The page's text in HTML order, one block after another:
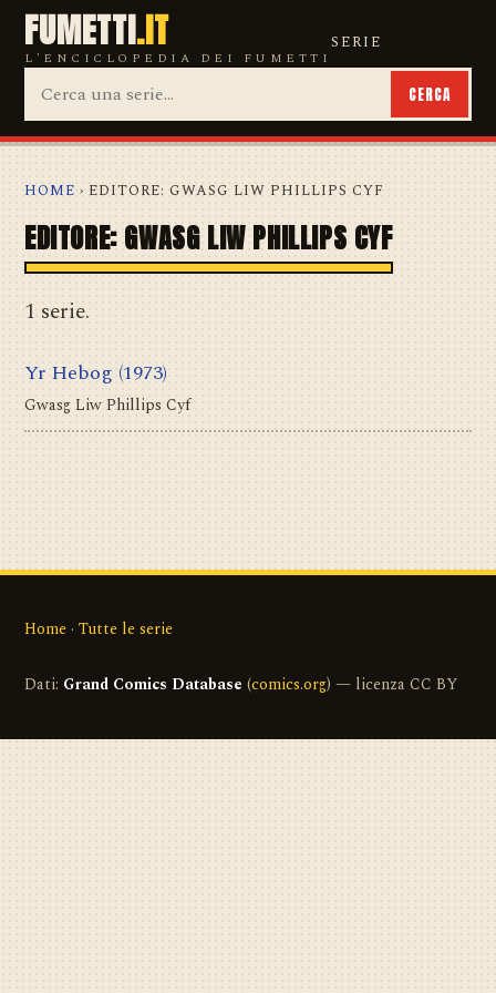
FUMETTI.IT
L'ENCICLOPEDIA DEI FUMETTI
SERIE
CERCA
HOME › EDITORE: GWASG LIW PHILLIPS CYF
EDITORE: GWASG LIW PHILLIPS CYF
1 serie.
Yr Hebog (1973)
Gwasg Liw Phillips Cyf
Home · Tutte le serie
Dati: Grand Comics Database (comics.org) — licenza CC BY